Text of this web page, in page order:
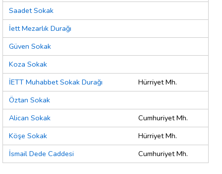
Saadet Sokak
İett Mezarlık Durağı
Güven Sokak
Koza Sokak
İETT Muhabbet Sokak Durağı
Hürriyet Mh.
Öztan Sokak
Alican Sokak
Cumhuriyet Mh.
Köşe Sokak
Hürriyet Mh.
İsmail Dede Caddesi
Cumhuriyet Mh.